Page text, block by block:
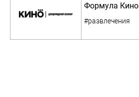
Формула Кино
#развлечения